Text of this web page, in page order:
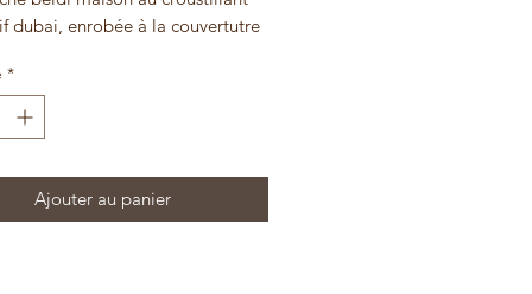
dubai, enrobée à la couvertutre
concassées
*
Ajouter au panier